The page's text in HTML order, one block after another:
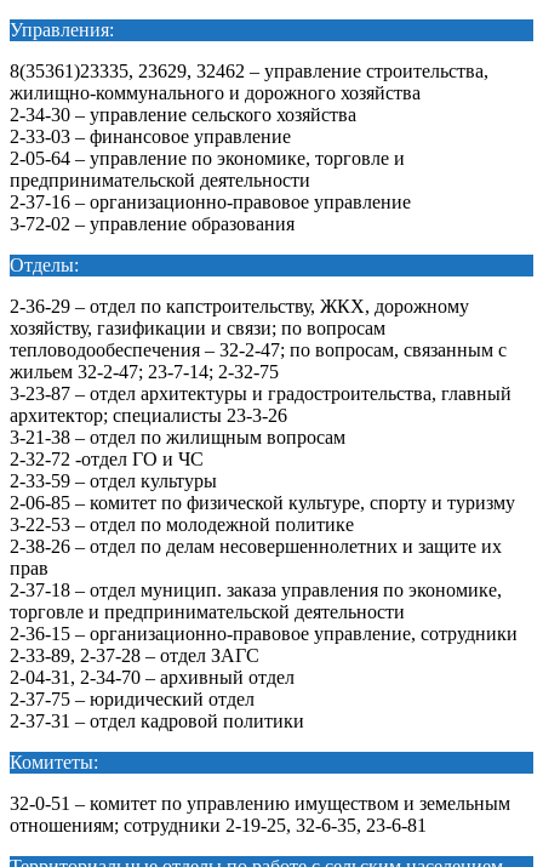
Управления:
8(35361)23335, 23629, 32462 – управление строительства,
жилищно-коммунального и дорожного хозяйства
2-34-30 – управление сельского хозяйства
2-33-03 – финансовое управление
2-05-64 – управление по экономике, торговле и
предпринимательской деятельности
2-37-16 – организационно-правовое управление
3-72-02 – управление образования
Отделы:
2-36-29 – отдел по капстроительству, ЖКХ, дорожному
хозяйству, газификации и связи; по вопросам
тепловодообеспечения – 32-2-47; по вопросам, связанным с
жильем 32-2-47; 23-7-14; 2-32-75
3-23-87 – отдел архитектуры и градостроительства, главный
архитектор; специалисты 23-3-26
3-21-38 – отдел по жилищным вопросам
2-32-72 -отдел ГО и ЧС
2-33-59 – отдел культуры
2-06-85 – комитет по физической культуре, спорту и туризму
3-22-53 – отдел по молодежной политике
2-38-26 – отдел по делам несовершеннолетних и защите их
прав
2-37-18 – отдел муницип. заказа управления по экономике,
торговле и предпринимательской деятельности
2-36-15 – организационно-правовое управление, сотрудники
2-33-89, 2-37-28 – отдел ЗАГС
2-04-31, 2-34-70 – архивный отдел
2-37-75 – юридический отдел
2-37-31 – отдел кадровой политики
Комитеты:
32-0-51 – комитет по управлению имуществом и земельным
отношениям; сотрудники 2-19-25, 32-6-35, 23-6-81